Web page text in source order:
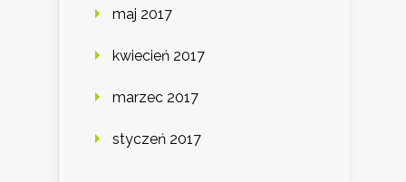
maj 2017
kwiecień 2017
marzec 2017
styczeń 2017